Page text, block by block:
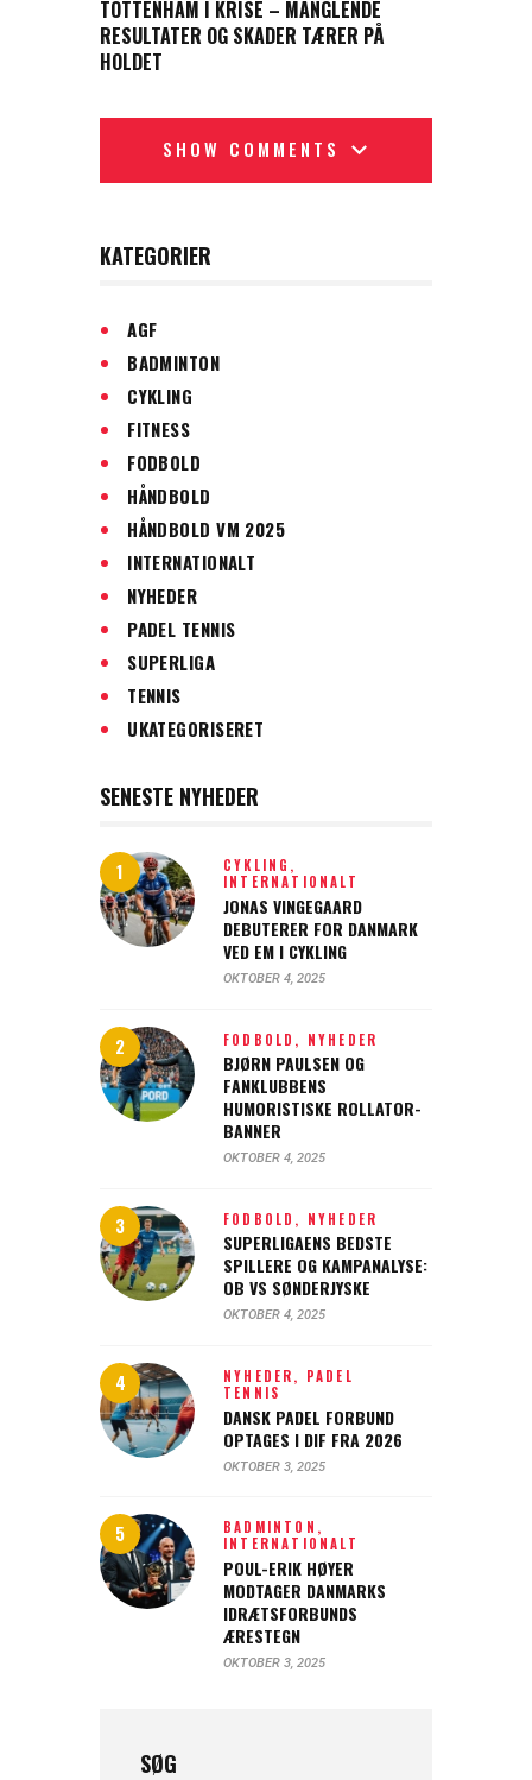
TOTTENHAM I KRISE – MANGLENDE
RESULTATER OG SKADER TÆRER PÅ
HOLDET
SHOW COMMENTS
KATEGORIER
AGF
BADMINTON
CYKLING
FITNESS
FODBOLD
HÅNDBOLD
HÅNDBOLD VM 2025
INTERNATIONALT
NYHEDER
PADEL TENNIS
SUPERLIGA
TENNIS
UKATEGORISERET
SENESTE NYHEDER
CYKLING,
INTERNATIONALT
JONAS VINGEGAARD
DEBUTERER FOR DANMARK
VED EM I CYKLING
OKTOBER 4, 2025
FODBOLD, NYHEDER
BJØRN PAULSEN OG
FANKLUBBENS
HUMORISTISKE ROLLATOR-
BANNER
OKTOBER 4, 2025
FODBOLD, NYHEDER
SUPERLIGAENS BEDSTE
SPILLERE OG KAMPANALYSE:
OB VS SØNDERJYSKE
OKTOBER 4, 2025
NYHEDER, PADEL
TENNIS
DANSK PADEL FORBUND
OPTAGES I DIF FRA 2026
OKTOBER 3, 2025
BADMINTON,
INTERNATIONALT
POUL-ERIK HØYER
MODTAGER DANMARKS
IDRÆTSFORBUNDS
ÆRESTEGN
OKTOBER 3, 2025
SØG